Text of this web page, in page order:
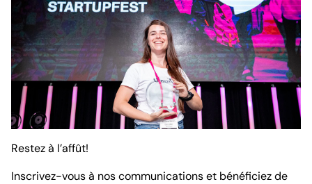
Restez à l’affût!
Inscrivez-vous à nos communications et bénéficiez de